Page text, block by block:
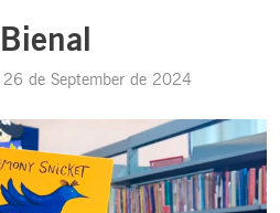
de September de 2024